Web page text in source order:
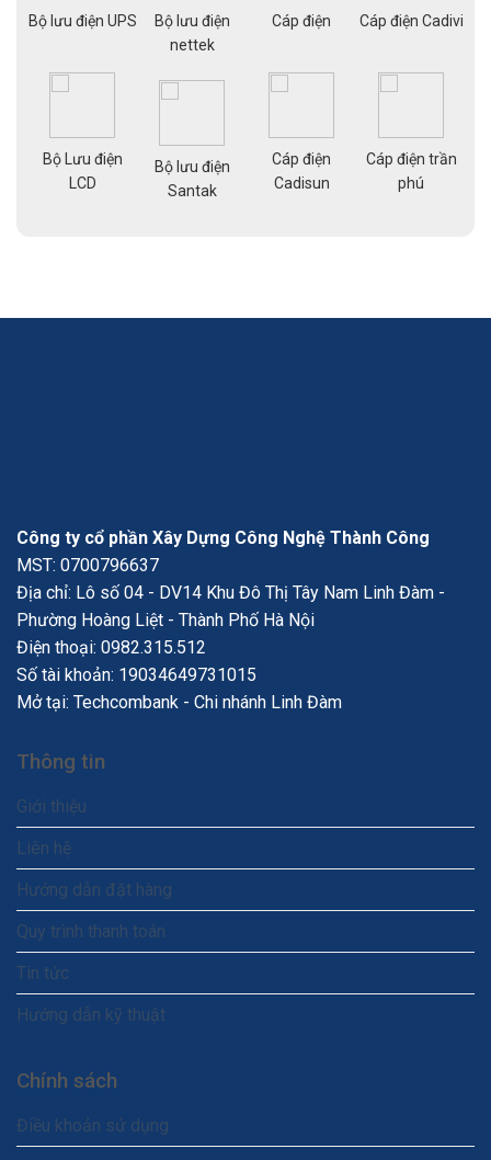
Bộ lưu điện UPS
Bộ Lưu điện
LCD
Bộ lưu điện
nettek
Bộ lưu điện
Santak
Cáp điện
Cáp điện
Cadisun
Cáp điện Cadivi
Cáp điện trần
phú
Công ty cổ phần Xây Dựng Công Nghệ Thành Công
MST: 0700796637
Địa chỉ: Lô số 04 - DV14 Khu Đô Thị Tây Nam Linh Đàm -
Phường Hoàng Liệt - Thành Phố Hà Nội
Điện thoại: 0982.315.512
Số tài khoản: 19034649731015
Mở tại: Techcombank - Chi nhánh Linh Đàm
Thông tin
Giới thiệu
Liên hệ
Hướng dẫn đặt hàng
Quy trình thanh toán
Tin tức
Hướng dẫn kỹ thuật
Chính sách
Điều khoản sử dụng